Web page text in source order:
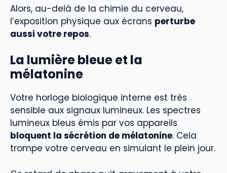
Alors, au-delà de la chimie du cerveau,
l’exposition physique aux écrans perturbe
aussi votre repos.
La lumière bleue et la
mélatonine
Votre horloge biologique interne est très
sensible aux signaux lumineux. Les spectres
lumineux bleus émis par vos appareils
bloquent la sécrétion de mélatonine. Cela
trompe votre cerveau en simulant le plein jour.